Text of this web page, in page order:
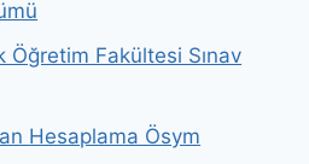
Öğretim Fakültesi Sınav
Hesaplama Ösym